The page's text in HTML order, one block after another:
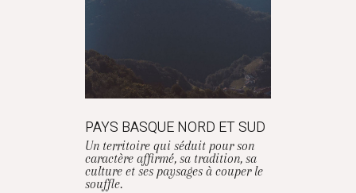
PAYS BASQUE NORD ET SUD
Un territoire qui séduit pour son
caractère affirmé, sa tradition, sa
culture et ses paysages à couper le
souffle.